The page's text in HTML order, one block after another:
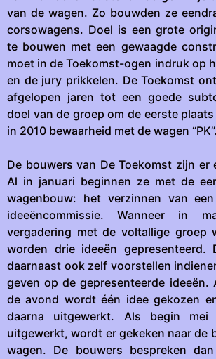
van de wagen. Zo bouwden ze
corsowagens. Doel is een grote
te bouwen met een gewaagde
moet in de Toekomst-ogen indruk op
en de jury prikkelen. De Toekomst
afgelopen jaren tot een goede
doel van de groep om de eerste
in 2010 bewaarheid met de wagen “PK”.
De bouwers van De Toekomst zijn er
Al in januari beginnen ze met de
wagenbouw: het verzinnen van
ideeëncommissie. Wanneer in
vergadering met de voltallige groep
worden drie ideeën gepresenteerd.
daarnaast ook zelf voorstellen
geven op de gepresenteerde ideeën.
de avond wordt één idee gekozen
daarna uitgewerkt. Als begin
uitgewerkt, wordt er gekeken naar de
wagen. De bouwers bespreken